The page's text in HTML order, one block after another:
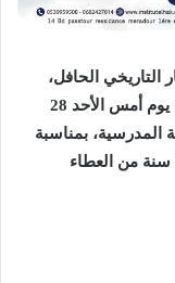
التاريخي الحافل،
احتضن المركز الثقافي “هوليود” بمدينة سلا، يوم أمس الأحد 28
المدرسية، بمناسبة
الذكرى السبعين لتأسيسها، تحت شعار : “70 سنة من العطاء